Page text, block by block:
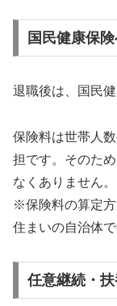
国民健康保
退職後は、国民
保険料は世帯人
担です。そのた
なくありません。
※保険料の算定
住まいの自治体で
任意継続・